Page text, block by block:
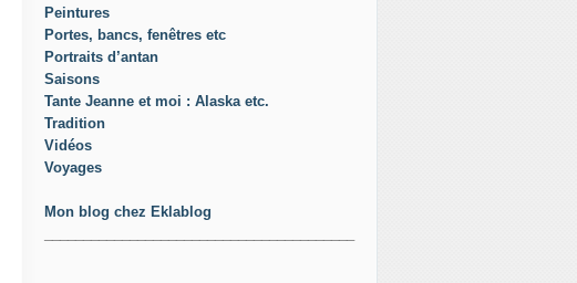
Peintures
Portes, bancs, fenêtres etc
Portraits d’antan
Saisons
Tante Jeanne et moi : Alaska etc.
Tradition
Vidéos
Voyages
Mon blog chez Eklablog